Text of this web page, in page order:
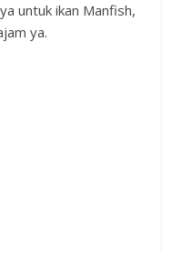
untuk ikan Manfish,
ya.